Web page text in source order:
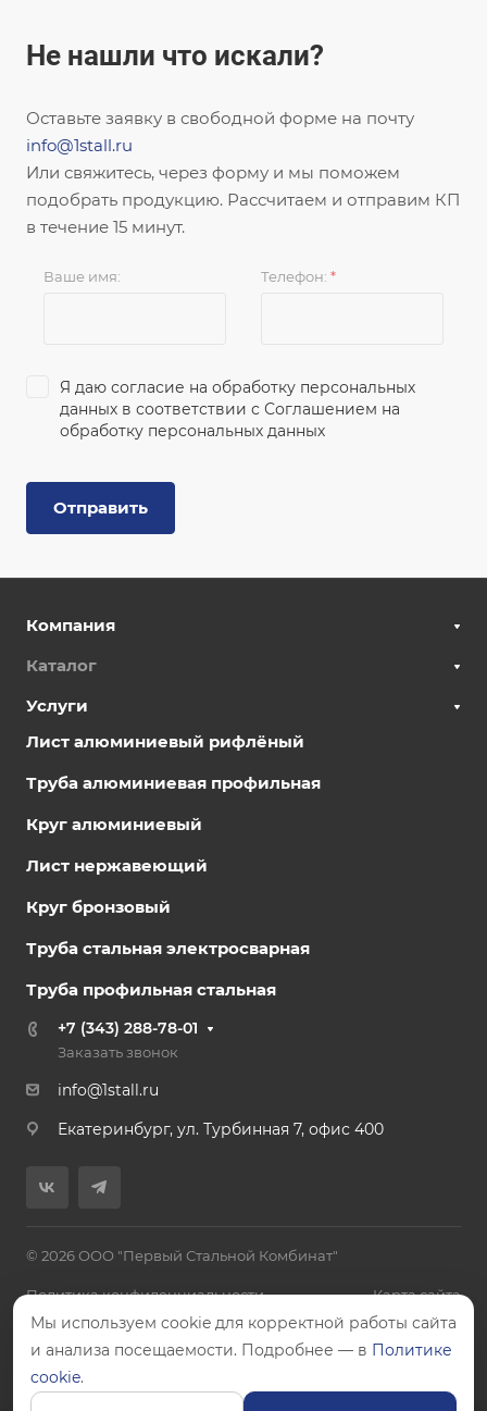
Не нашли что искали?
Оставьте заявку в свободной форме на почту
info@1stall.ru
Или свяжитесь, через форму и мы поможем
подобрать продукцию. Рассчитаем и отправим КП
в течение 15 минут.
Ваше имя: Телефон: *
Я даю согласие на обработку персональных
данных в соответствии с Соглашением на
обработку персональных данных
Отправить
Компания
Каталог
Услуги
Лист алюминиевый рифлёный
Труба алюминиевая профильная
Круг алюминиевый
Лист нержавеющий
Круг бронзовый
Труба стальная электросварная
Труба профильная стальная
+7 (343) 288-78-01
Заказать звонок
info@1stall.ru
Екатеринбург, ул. Турбинная 7, офис 400
© 2026 ООО "Первый Стальной Комбинат"
Политика конфиденциальности Карта сайта
Цены, указанные на сайте, не являются публичной офертой.
Мы используем cookie для корректной работы сайта
и анализа посещаемости. Подробнее — в Политике
cookie.